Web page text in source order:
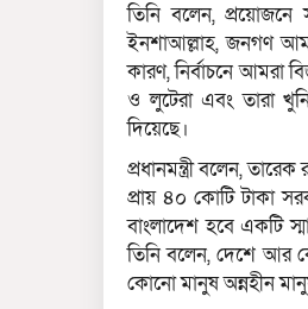
তিনি বলেন, প্রয়োজনে
ইনশাআল্লাহ, জনগণ
কারণ, নির্বাচনে আমরা
ও লুটেরা এবং তারা
দিয়েছে।
প্রধানমন্ত্রী বলেন,
প্রায় ৪০ কোটি টাকা
বাংলাদেশ হবে একটি
তিনি বলেন, দেশে আর
কোনো মানুষ অন্নহীন